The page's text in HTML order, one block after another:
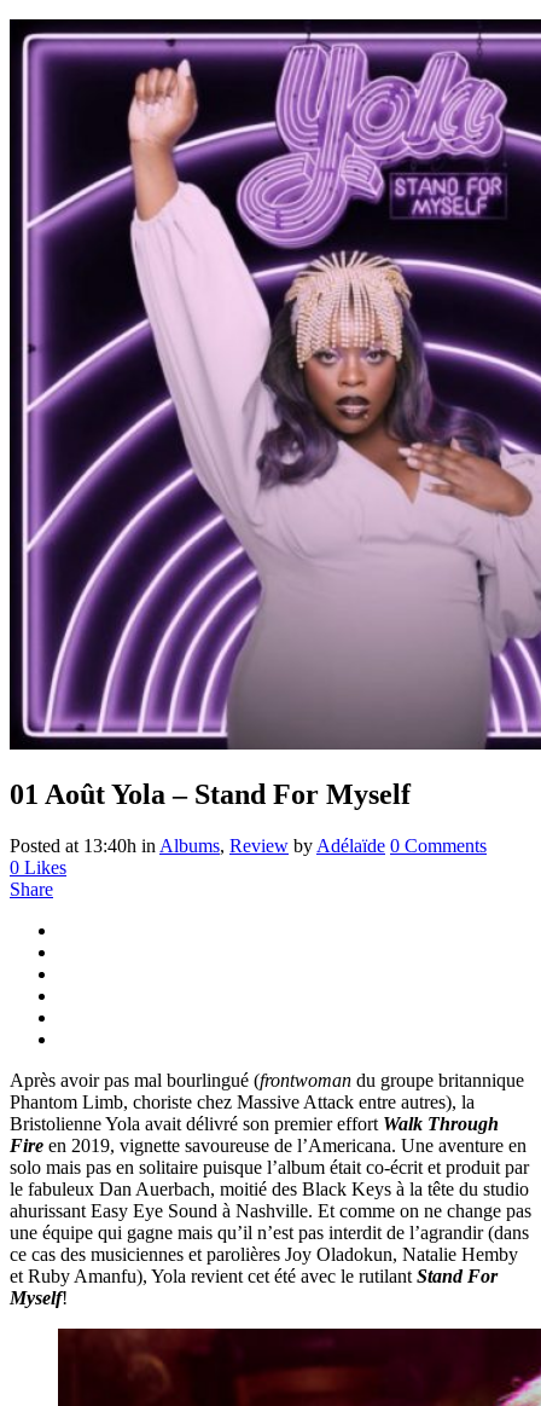
01 AoûtYola – Stand For Myself
Posted at 13:40h in Albums, Review by Adélaïde 0 Comments
0 Likes
Share
Après avoir pas mal bourlingué (frontwoman du groupe britannique
Phantom Limb, choriste chez Massive Attack entre autres), la
Bristolienne Yola avait délivré son premier effort Walk Through
Fire en 2019, vignette savoureuse de l’Americana. Une aventure en
solo mais pas en solitaire puisque l’album était co-écrit et produit par
le fabuleux Dan Auerbach, moitié des Black Keys à la tête du studio
ahurissant Easy Eye Sound à Nashville. Et comme on ne change pas
une équipe qui gagne mais qu’il n’est pas interdit de l’agrandir (dans
ce cas des musiciennes et parolières Joy Oladokun, Natalie Hemby
et Ruby Amanfu), Yola revient cet été avec le rutilant Stand For
Myself!